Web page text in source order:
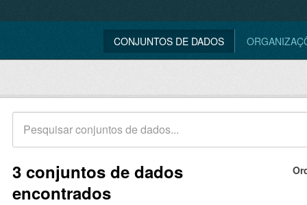
CONJUNTOS DE DADOS
3 conjuntos de dados
encontrados